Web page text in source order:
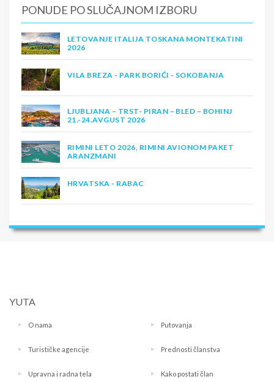
PONUDE PO SLUČAJNOM IZBORU
LETOVANJE ITALIJA TOSKANA MONTEKATINI
2026
VILA BREZA - PARK BORIĆI - SOKOBANJA
LJUBLJANA – TRST- PIRAN – BLED – BOHINJ
21.-24.AVGUST 2026
RIMINI LETO 2026, RIMINI AVIONOM PAKET
ARANZMANI
HRVATSKA - RABAC
YUTA
O nama Putovanja
Turističke agencije Prednosti članstva
Upravna i radna tela Kako postati član